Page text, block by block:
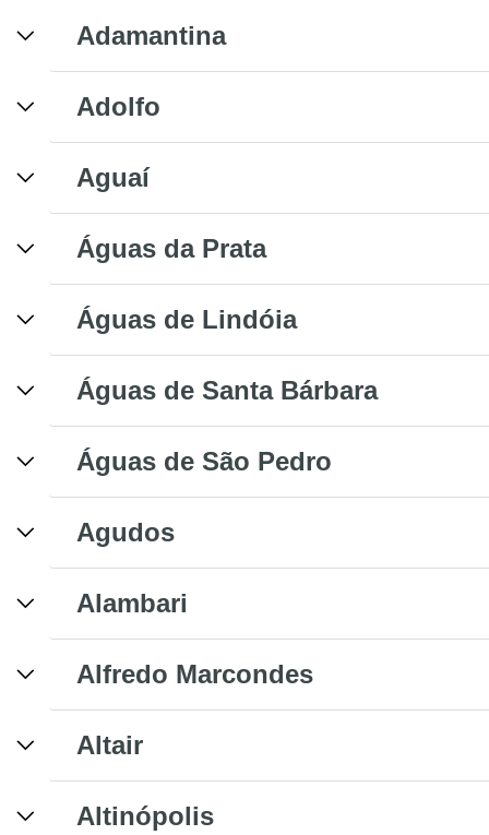
Adamantina
Adolfo
Aguaí
Águas da Prata
Águas de Lindóia
Águas de Santa Bárbara
Águas de São Pedro
Agudos
Alambari
Alfredo Marcondes
Altair
Altinópolis